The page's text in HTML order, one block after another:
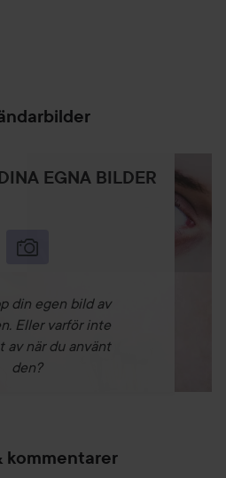
EGNA BILDER
din egen bild av
Eller varför inte
av när du använt
den?
kommentarer